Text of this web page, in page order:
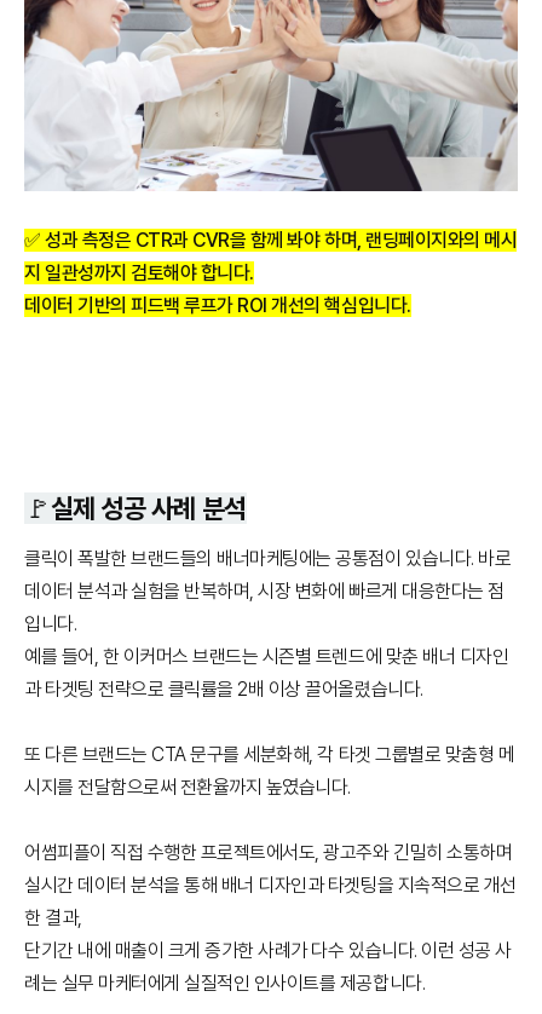
✅ 성과 측정은 CTR과 CVR을 함께 봐야 하며, 랜딩페이지와의 메시
지 일관성까지 검토해야 합니다.
데이터 기반의 피드백 루프가 ROI 개선의 핵심입니다.
🚩실제 성공 사례 분석
클릭이 폭발한 브랜드들의 배너마케팅에는 공통점이 있습니다. 바로
데이터 분석과 실험을 반복하며, 시장 변화에 빠르게 대응한다는 점
입니다.
예를 들어, 한 이커머스 브랜드는 시즌별 트렌드에 맞춘 배너 디자인
과 타겟팅 전략으로 클릭률을 2배 이상 끌어올렸습니다.
또 다른 브랜드는 CTA 문구를 세분화해, 각 타겟 그룹별로 맞춤형 메
시지를 전달함으로써 전환율까지 높였습니다.
어썸피플이 직접 수행한 프로젝트에서도, 광고주와 긴밀히 소통하며
실시간 데이터 분석을 통해 배너 디자인과 타겟팅을 지속적으로 개선
한 결과,
단기간 내에 매출이 크게 증가한 사례가 다수 있습니다. 이런 성공 사
례는 실무 마케터에게 실질적인 인사이트를 제공합니다.